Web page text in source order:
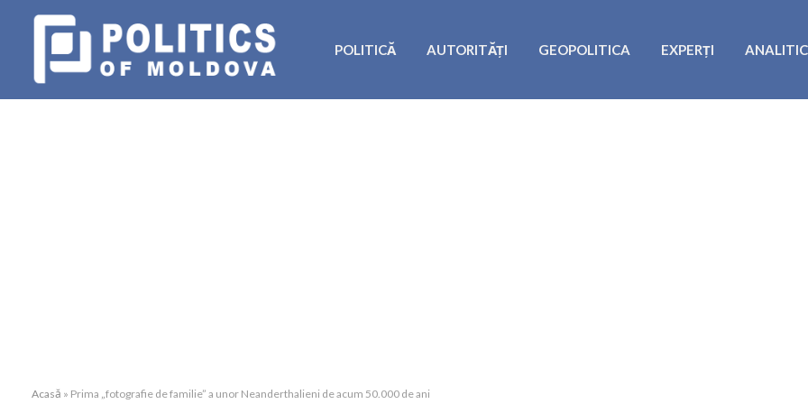
POLITICĂ AUTORITĂȚI GEOPOLITICA EXPERȚI
Acasă » Prima „fotografie de familie” a unor Neanderthalieni de acum 50.000 de ani